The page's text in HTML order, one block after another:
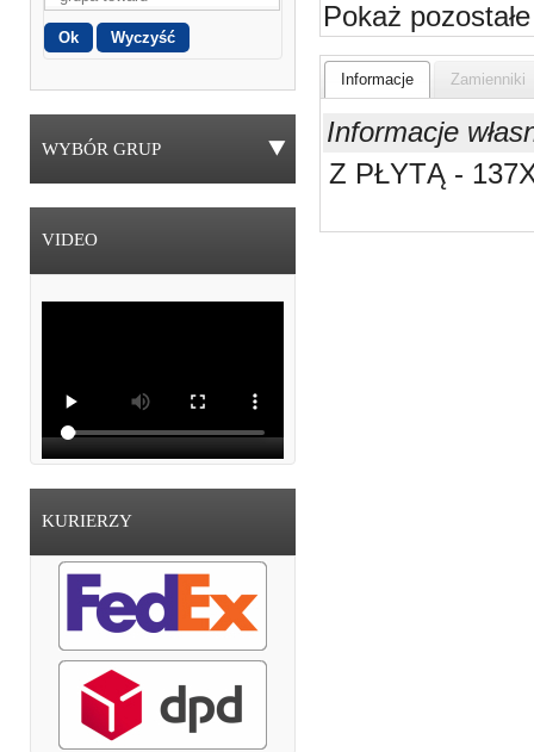
WYBÓR GRUP
VIDEO
KURIERZY
Pokaż pozostałe
Informacje Zamienniki
Informacje
Z PŁYTĄ -